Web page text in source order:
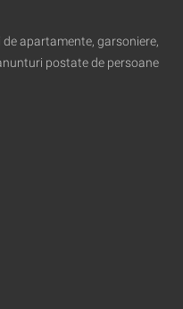
apartamente, garsoniere,
postate de persoane